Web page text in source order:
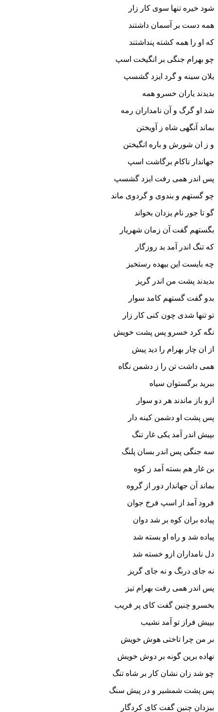
شود خیره تنها سوى کار زار
همه دست بر آسمان داشتند
که او را همه کشته پنداشتند
چو بهرام جنگى بر انگیخت اسپ
یلان سینه و گرد ایزد گشسپ‏
بدیدند یاران خسرو همه
شد او گرگ و آن نامداران رمه‏
بماند آنگهى شاه ز آویختن
و ز ان شورش و باره انگیختن‏
جهاندار ناکام برگاشت اسپ
پس اندر همى رفت ایزد گشسپ‏
چو گستهم و بندوى و گردوى ماند
گو تا جور نام یزدان بخواند
بگستهم گفت آن زمان شهریار
که تنگ اندر آمد بد روزگار
چه بایست این بیهده رستخیز
بدیدند پشت من اندر گریز
بدو گفت گستهم کامد سوار
تو تنها شدى چون کنى کار زار
نگه کرد خسرو پس پشت خویش
از ان چار بهرام را دید پیش‏
همى داشت تن را ز دشمن نگاه
ببرید برگستوان سیاه‏
ازو باز ماندند هر دو سوار
پس پشت او دشمن کینه دار
بپیش اندر آمد یکى غار تنگ
سه جنگى پس اندر بسان پلنگ‏
بن غار هم بسته آمد ز کوه
بماند آن جهاندار دور از گروه‏
فرود آمد از اسپ فرخ جوان
پیاده بران کوه بر شد دوان‏
پیاده شد و راه او بسته شد
دل نامداران ازو خسته شد
نه جاى درنگ و نه جاى گریز
پس اندر همى رفت بهرام تیز
بخسرو چنین گفت کاى پر فریب
بپیش فراز تو آمد نشیب‏
بر من چرا تاختى هوش خویش
نهاده برین گونه بر دوش خویش‏
چو شد زان نشان کار بر شاه تنگ
پس پشت شمشیر و در پیش سنگ‏
بیزدان چنین گفت کاى کردگار